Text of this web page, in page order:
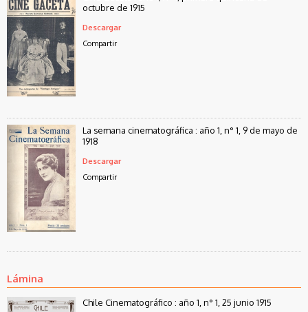
octubre de 1915
Descargar
Compartir
La semana cinematográfica : año 1, n° 1, 9 de mayo de
1918
Descargar
Compartir
Lámina
Chile Cinematográfico : año 1, n° 1, 25 junio 1915